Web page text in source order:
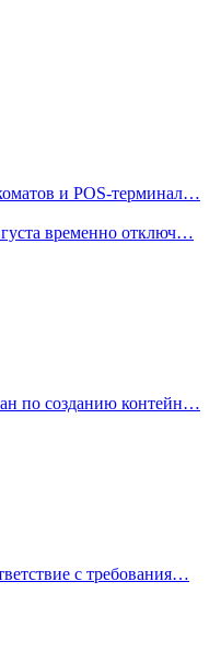
и POS-терминал…
временно отключ…
по созданию контейн…
с требования…